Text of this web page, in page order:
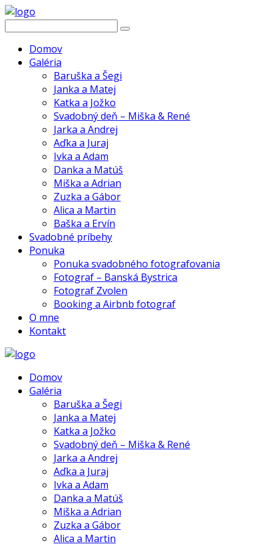
Domov
Galéria
Baruška a Šegi
Janka a Matej
Katka a Jožko
Svadobný deň – Miška & René
Jarka a Andrej
Aďka a Juraj
Ivka a Adam
Danka a Matúš
Miška a Adrian
Zuzka a Gábor
Alica a Martin
Baška a Ervín
Svadobné príbehy
Ponuka
Ponuka svadobného fotografovania
Fotograf – Banská Bystrica
Fotograf Zvolen
Booking a Airbnb fotograf
O mne
Kontakt
Domov
Galéria
Baruška a Šegi
Janka a Matej
Katka a Jožko
Svadobný deň – Miška & René
Jarka a Andrej
Aďka a Juraj
Ivka a Adam
Danka a Matúš
Miška a Adrian
Zuzka a Gábor
Alica a Martin